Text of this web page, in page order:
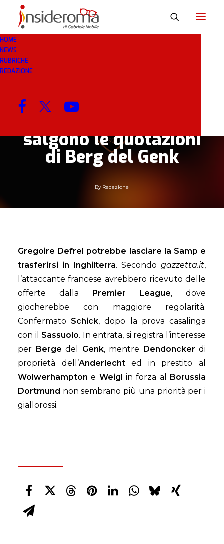
HOME
NEWS
RUBRICHE
REDAZIONE
2 GEN 2019
dall’Inghilterra per
salgono le quotazioni
di Berg del Genk
By Redazione
Gregoire Defrel potrebbe lasciare la Samp e
trasferirsi in Inghilterra. Secondo gazzetta.it,
l’attaccante francese avrebbero ricevuto delle
offerte dalla Premier League, dove
giocherebbe con maggiore regolarità.
Confermato Schick, dopo la prova casalinga
con il Sassuolo. In entrata, si registra l’interesse
per Berge del Genk, mentre Dendoncker di
proprietà dell’Anderlechted in prestito al
Wolwerhampton e Weigl in forza al Borussia
Dortmund non sembrano più una priorità per i
giallorossi.